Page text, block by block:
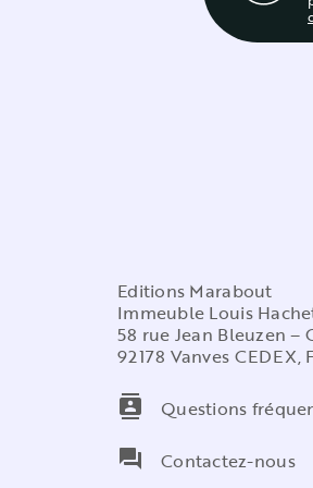
Editions Marabout
Immeuble Louis
58 rue Jean Bleuzen –
92178 Vanves CEDEX,
contacts
Questions
question_answer
Contactez-nous